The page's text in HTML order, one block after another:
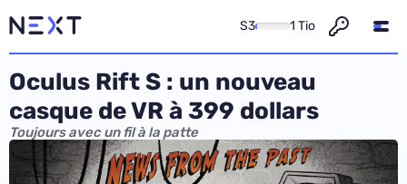
S3 1 Tio
Oculus Rift S : un nouveau
casque de VR à 399 dollars
Toujours avec un fil à la patte